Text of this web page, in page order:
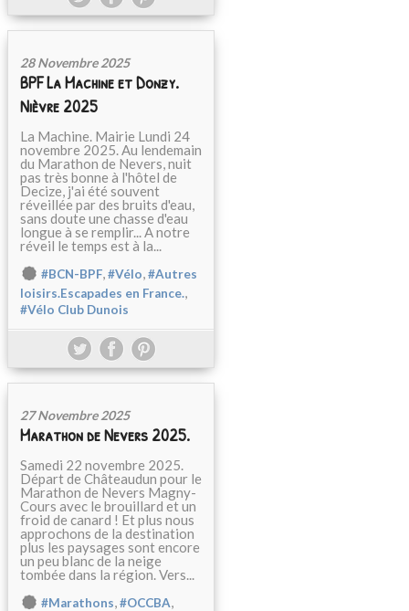
28 Novembre 2025
BPF La Machine et Donzy.
Nièvre 2025
La Machine. Mairie Lundi 24
novembre 2025. Au lendemain
du Marathon de Nevers, nuit
pas très bonne à l'hôtel de
Decize, j'ai été souvent
réveillée par des bruits d'eau,
sans doute une chasse d'eau
longue à se remplir... A notre
réveil le temps est à la...
#BCN-BPF,#Vélo,#Autres
loisirs.Escapades en France.,
#Vélo Club Dunois
27 Novembre 2025
Marathon de Nevers 2025.
Samedi 22 novembre 2025.
Départ de Châteaudun pour le
Marathon de Nevers Magny-
Cours avec le brouillard et un
froid de canard ! Et plus nous
approchons de la destination
plus les paysages sont encore
un peu blanc de la neige
tombée dans la région. Vers...
#Marathons,#OCCBA,